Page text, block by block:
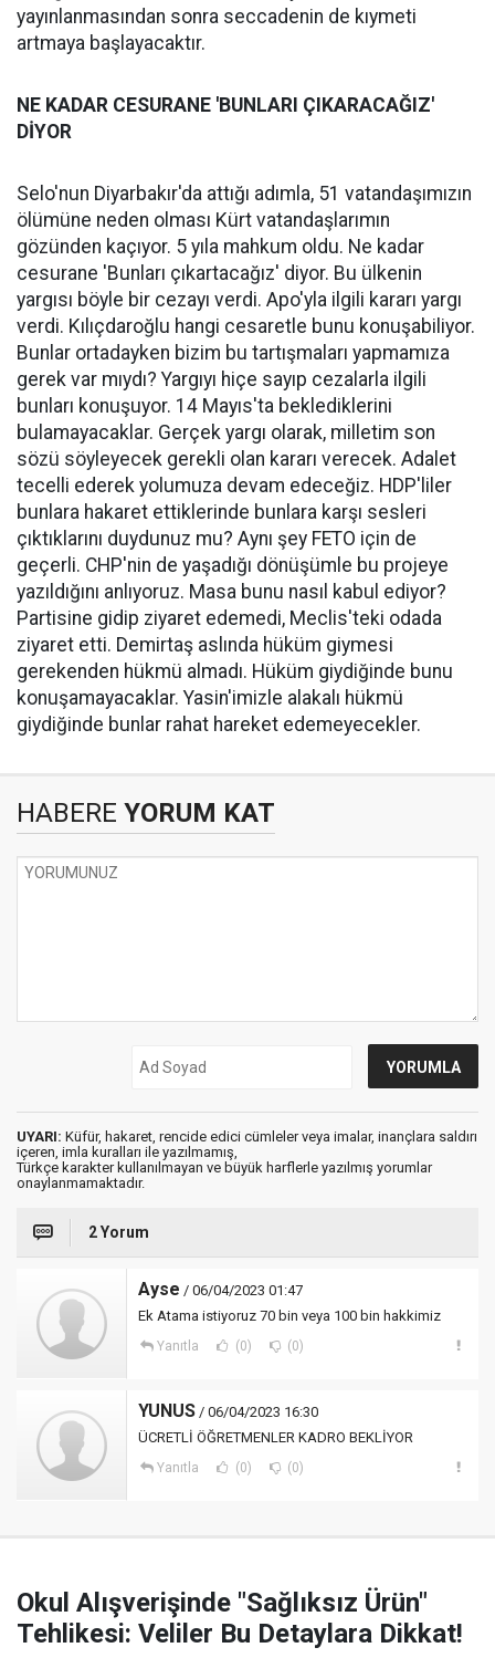
yayınlanmasından sonra seccadenin de kıymeti
artmaya başlayacaktır.
NE KADAR CESURANE 'BUNLARI ÇIKARACAĞIZ'
DİYOR
Selo'nun Diyarbakır'da attığı adımla, 51 vatandaşımızın
ölümüne neden olması Kürt vatandaşlarımın
gözünden kaçıyor. 5 yıla mahkum oldu. Ne kadar
cesurane 'Bunları çıkartacağız' diyor. Bu ülkenin
yargısı böyle bir cezayı verdi. Apo'yla ilgili kararı yargı
verdi. Kılıçdaroğlu hangi cesaretle bunu konuşabiliyor.
Bunlar ortadayken bizim bu tartışmaları yapmamıza
gerek var mıydı? Yargıyı hiçe sayıp cezalarla ilgili
bunları konuşuyor. 14 Mayıs'ta beklediklerini
bulamayacaklar. Gerçek yargı olarak, milletim son
sözü söyleyecek gerekli olan kararı verecek. Adalet
tecelli ederek yolumuza devam edeceğiz. HDP'liler
bunlara hakaret ettiklerinde bunlara karşı sesleri
çıktıklarını duydunuz mu? Aynı şey FETO için de
geçerli. CHP'nin de yaşadığı dönüşümle bu projeye
yazıldığını anlıyoruz. Masa bunu nasıl kabul ediyor?
Partisine gidip ziyaret edemedi, Meclis'teki odada
ziyaret etti. Demirtaş aslında hüküm giymesi
gerekenden hükmü almadı. Hüküm giydiğinde bunu
konuşamayacaklar. Yasin'imizle alakalı hükmü
giydiğinde bunlar rahat hareket edemeyecekler.
HABERE YORUM KAT
UYARI: Küfür, hakaret, rencide edici cümleler veya imalar, inançlara saldırı
içeren, imla kuralları ile yazılmamış,
Türkçe karakter kullanılmayan ve büyük harflerle yazılmış yorumlar
onaylanmamaktadır.
2 Yorum
Ayse / 06/04/2023 01:47
Ek Atama istiyoruz 70 bin veya 100 bin hakkimiz
Yanıtla (0) (0)
YUNUS / 06/04/2023 16:30
ÜCRETLİ ÖĞRETMENLER KADRO BEKLİYOR
Yanıtla (0) (0)
Okul Alışverişinde "Sağlıksız Ürün"
Tehlikesi: Veliler Bu Detaylara Dikkat!